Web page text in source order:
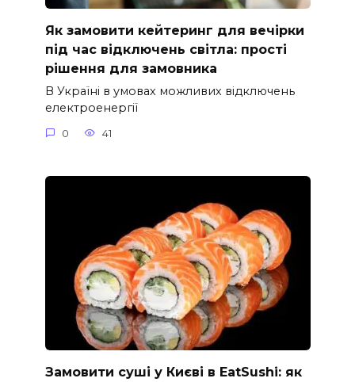
Як замовити кейтеринг для вечірки
під час відключень світла: прості
рішення для замовника
В Україні в умовах можливих відключень
електроенергії
0 41
Замовити суші у Києві в EatSushi: як